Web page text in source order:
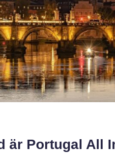
är Portugal All